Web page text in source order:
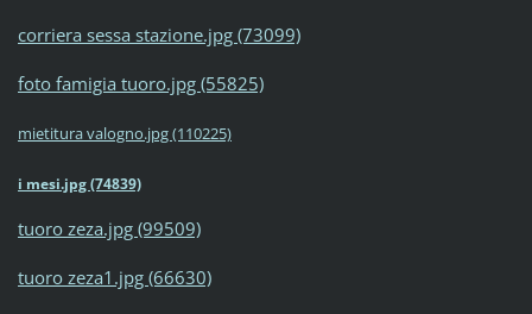
corriera sessa stazione.jpg (73099)
foto famigia tuoro.jpg (55825)
mietitura valogno.jpg (110225)
i mesi.jpg (74839)
tuoro zeza.jpg (99509)
tuoro zeza1.jpg (66630)